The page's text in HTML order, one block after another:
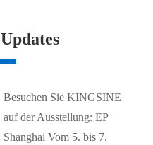
Besuchen Sie KINGSINE
auf der Ausstellung: EP
Shanghai Vom 5. bis 7.